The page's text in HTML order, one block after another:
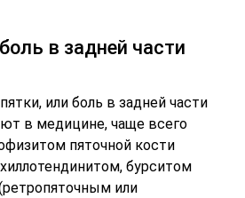
в задней части
или боль в задней части
в медицине, чаще всего
пяточной кости
бурситом
или